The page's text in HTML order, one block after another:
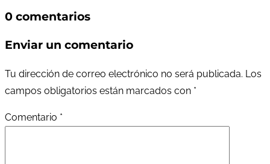
0 comentarios
Enviar un comentario
Tu dirección de correo electrónico no será publicada. Los
campos obligatorios están marcados con *
Comentario *